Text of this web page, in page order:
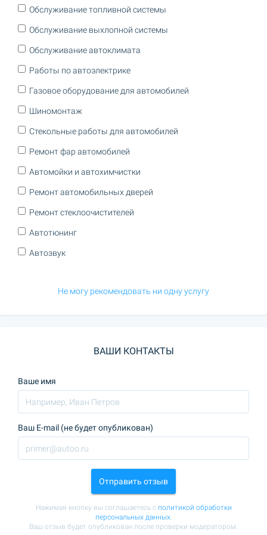
Обслуживание топливной системы
Обслуживание выхлопной системы
Обслуживание автоклимата
Работы по автоэлектрике
Газовое оборудование для автомобилей
Шиномонтаж
Стекольные работы для автомобилей
Ремонт фар автомобилей
Автомойки и автохимчистки
Ремонт автомобильных дверей
Ремонт стеклоочистителей
Автотюнинг
Автозвук
Не могу рекомендовать ни одну услугу
ВАШИ КОНТАКТЫ
Ваше имя
Ваш E-mail (не будет опубликован)
Отправить отзыв
Нажимая кнопку вы соглашаетесь с политикой обработки
персональных данных.
Ваш отзыв будет опубликован после проверки модератором.